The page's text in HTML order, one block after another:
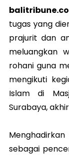
tugas yang
prajurit dan
meluangkan
rohani guna
mengikuti
Islam di
Surabaya,
sebagai